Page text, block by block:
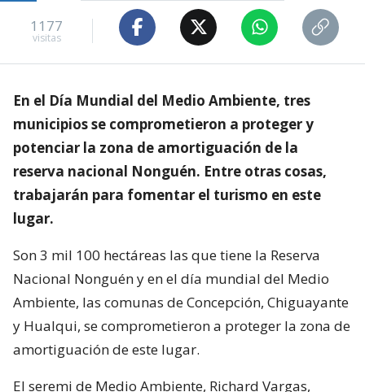
1177
visitas
En el Día Mundial del Medio Ambiente, tres
municipios se comprometieron a proteger y
potenciar la zona de amortiguación de la
reserva nacional Nonguén. Entre otras cosas,
trabajarán para fomentar el turismo en este
lugar.
Son 3 mil 100 hectáreas las que tiene la Reserva
Nacional Nonguén y en el día mundial del Medio
Ambiente, las comunas de Concepción, Chiguayante
y Hualqui, se comprometieron a proteger la zona de
amortiguación de este lugar.
El seremi de Medio Ambiente, Richard Vargas,